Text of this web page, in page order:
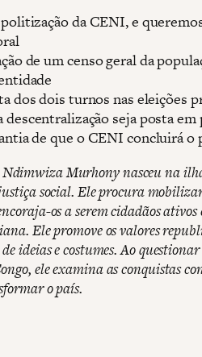
da CENI, e
de um censo geral da
dos dois turnos nas eleições
descentralização seja posta em
de que o CENI concluirá
Murhony nasceu na
social. Ele procura mobilizar
os a serem cidadãos
Ele promove os valores
ideias e costumes. Ao
ele examina as conquistas
o país.